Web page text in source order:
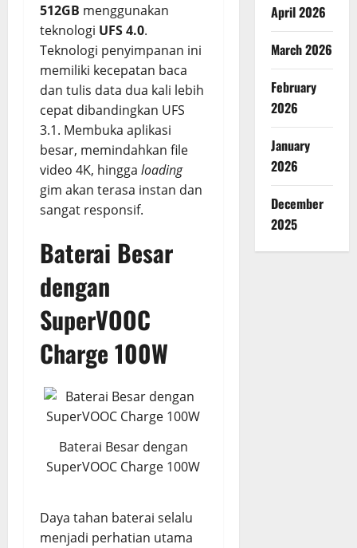
512GB menggunakan
teknologi UFS 4.0.
Teknologi penyimpanan ini
memiliki kecepatan baca
dan tulis data dua kali lebih
cepat dibandingkan UFS
3.1. Membuka aplikasi
besar, memindahkan file
video 4K, hingga loading
gim akan terasa instan dan
sangat responsif.
Baterai Besar
dengan
SuperVOOC
Charge 100W
Baterai Besar dengan
SuperVOOC Charge 100W
Daya tahan baterai selalu
menjadi perhatian utama
April 2026
March 2026
February
2026
January
2026
December
2025